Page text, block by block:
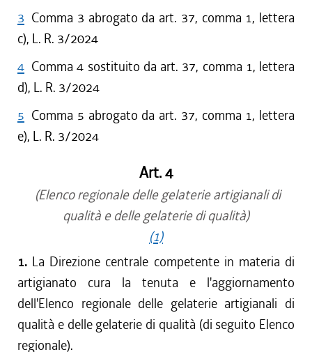
3 Comma 3 abrogato da art. 37, comma 1, lettera
c), L. R. 3/2024
4 Comma 4 sostituito da art. 37, comma 1, lettera
d), L. R. 3/2024
5 Comma 5 abrogato da art. 37, comma 1, lettera
e), L. R. 3/2024
Art. 4
(Elenco regionale delle gelaterie artigianali di
qualità e delle gelaterie di qualità)
(1)
1. La Direzione centrale competente in materia di
artigianato cura la tenuta e l'aggiornamento
dell'Elenco regionale delle gelaterie artigianali di
qualità e delle gelaterie di qualità (di seguito Elenco
regionale).